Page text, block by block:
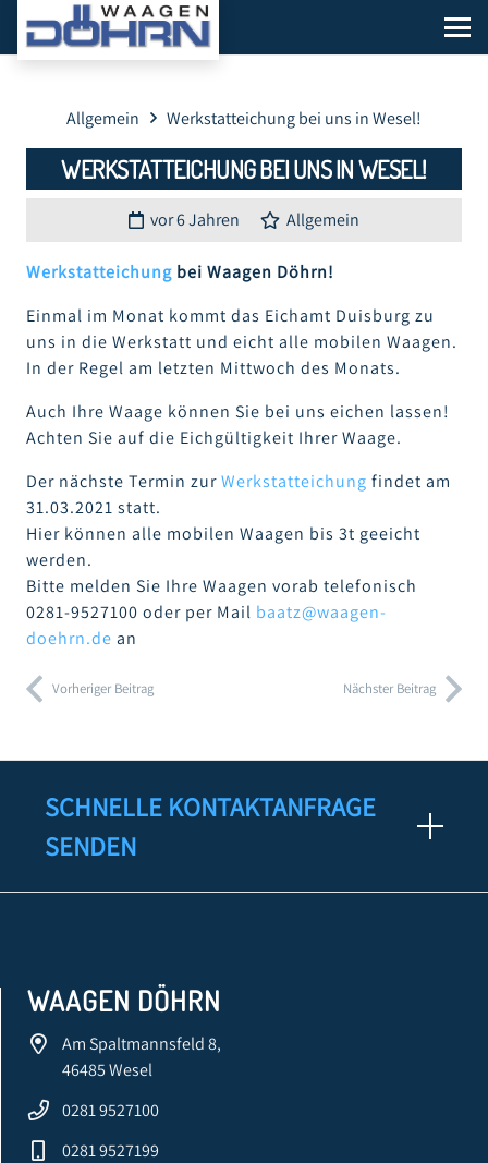
Allgemein Werkstatteichung bei uns in Wesel!
WERKSTATTEICHUNG BEI UNS IN WESEL!
vor 6 Jahren Allgemein
Werkstatteichung bei Waagen Döhrn!
Einmal im Monat kommt das Eichamt Duisburg zu
uns in die Werkstatt und eicht alle mobilen Waagen.
In der Regel am letzten Mittwoch des Monats.
Auch Ihre Waage können Sie bei uns eichen lassen!
Achten Sie auf die Eichgültigkeit Ihrer Waage.
Der nächste Termin zurWerkstatteichung findet am
31.03.2021 statt.
Hier können alle mobilen Waagen bis 3t geeicht
werden.
Bitte melden Sie Ihre Waagen vorab telefonisch
0281-9527100 oder per Mail baatz@waagen-
doehrn.de an
Vorheriger Beitrag Nächster Beitrag
SCHNELLE KONTAKTANFRAGE
SENDEN
WAAGEN DÖHRN
Am Spaltmannsfeld 8,
46485 Wesel
0281 9527100
0281 9527199